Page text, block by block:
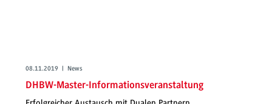
08.11.2019 | News
DHBW-Master-Informationsveranstaltung